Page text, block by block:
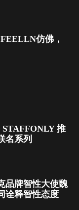
仿佛，
推
名系列
品牌智性大使魏
诠释智性态度